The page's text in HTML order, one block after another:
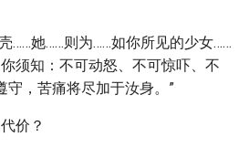
……她……则为……如你所见的少女……
须知：不可动怒、不可惊吓、不
，苦痛将尽加于汝身。”
价？